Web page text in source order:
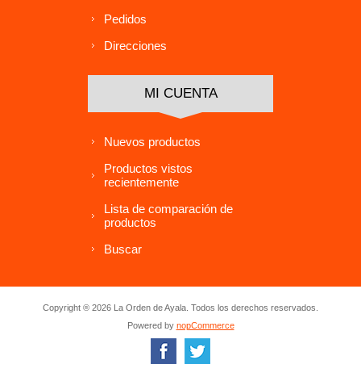
Pedidos
Direcciones
MI CUENTA
Nuevos productos
Productos vistos
recientemente
Lista de comparación de
productos
Buscar
Copyright ® 2026 La Orden de Ayala. Todos los derechos reservados.
Powered by nopCommerce